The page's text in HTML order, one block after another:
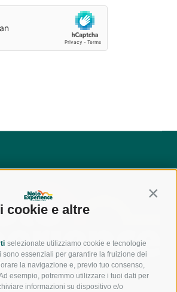
cookie e altre
selezionate utilizziamo cookie e tecnologie
sono essenziali per garantire la fruizione dei
la navigazione e, previo tuo consenso,
esempio, potremmo utilizzare i tuoi dati per
informazioni su dispositivo e/o